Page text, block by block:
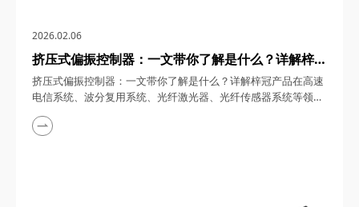
2026.02.06
挤压式偏振控制器：一文带你了解是什么？详解梓冠
产品在高速电信系统、波分复用系统、光纤激光器、
光纤传感器系统等领域的实际应用
挤压式偏振控制器：一文带你了解是什么？详解梓冠产品在高速
电信系统、波分复用系统、光纤激光器、光纤传感器系统等领域
的实际应用 挤压式偏振控制器，在5G/6G通信、量子计算与激光
雷达等前沿领域，凭借全光纤结构、微秒级响应与邦加球全覆盖